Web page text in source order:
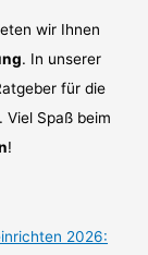
wir Ihnen
. In unserer
für die
. Viel Spaß beim
!
2026: